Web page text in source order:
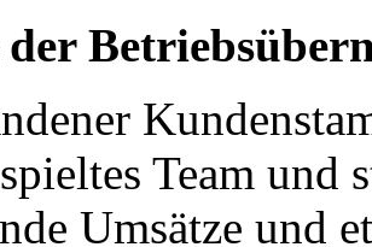
Team und
Umsätze und